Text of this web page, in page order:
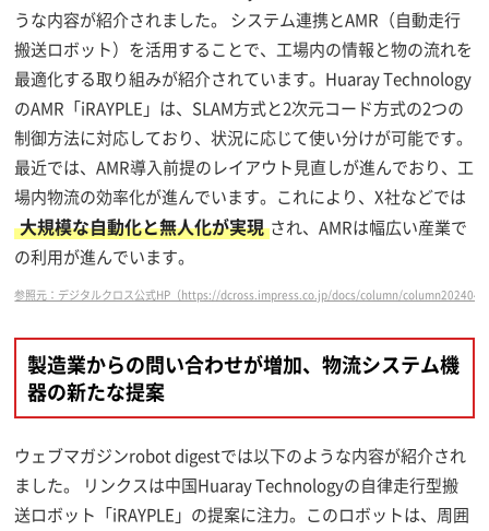
うな内容が紹介されました。 システム連携とAMR（自動走行
搬送ロボット）を活用することで、工場内の情報と物の流れを
最適化する取り組みが紹介されています。Huaray Technology
のAMR「iRAYPLE」は、SLAM方式と2次元コード方式の2つの
制御方法に対応しており、状況に応じて使い分けが可能です。
最近では、AMR導入前提のレイアウト見直しが進んでおり、工
場内物流の効率化が進んでいます。これにより、X社などでは
大規模な自動化と無人化が実現 され、AMRは幅広い産業で
の利用が進んでいます。
参照元：デジタルクロス公式HP（https://dcross.impress.co.jp/docs/column/
製造業からの問い合わせが増加、物流システム機
器の新たな提案
ウェブマガジンrobot digestでは以下のような内容が紹介され
ました。 リンクスは中国Huaray Technologyの自律走行型搬
送ロボット「iRAYPLE」の提案に注力。このロボットは、周囲